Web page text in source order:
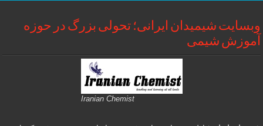
وبسایت شیمیدان ایرانی؛ تحولی بزرگ در حوزه
آموزش شیمی
Iranian Chemist